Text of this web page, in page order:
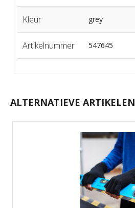
Kleur grey
Artikelnummer 547645
ALTERNATIEVE ARTIKELEN